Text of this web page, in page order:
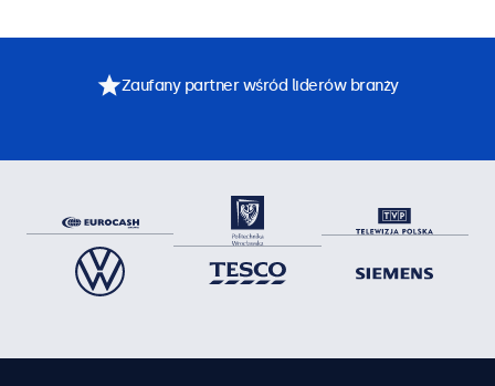
Zaufany partner wśród liderów branży